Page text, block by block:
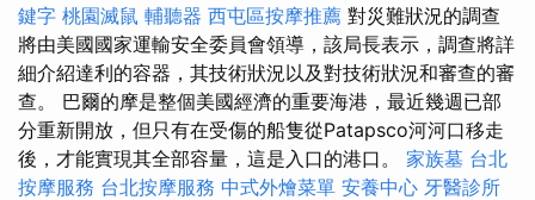
鍵字 桃園滅鼠 輔聽器 西屯區按摩推薦 對災難狀況的調查
將由美國國家運輸安全委員會領導，該局長表示，調查將詳
細介紹達利的容器，其技術狀況以及對技術狀況和審查的審
查。 巴爾的摩是整個美國經濟的重要海港，最近幾週已部
分重新開放，但只有在受傷的船隻從Patapsco河河口移走
後，才能實現其全部容量，這是入口的港口。 家族墓 台北
按摩服務 台北按摩服務 中式外燴菜單 安養中心 牙醫診所